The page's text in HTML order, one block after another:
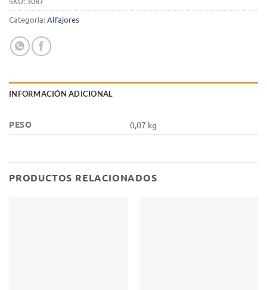
Categoría:Alfajores
INFORMACIÓN ADICIONAL
PESO 0,07 kg
PRODUCTOS RELACIONADOS